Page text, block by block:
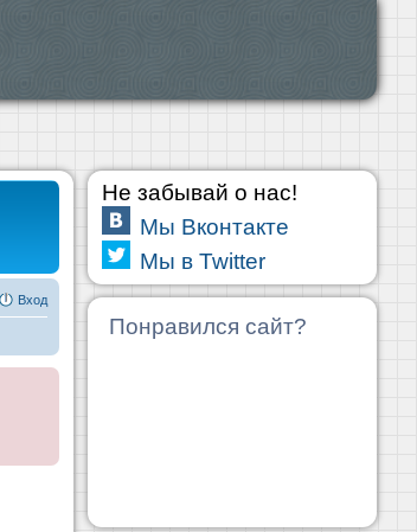
Вход
Не забывай о нас!
Мы Вконтакте
Мы в Twitter
Понравился сайт?